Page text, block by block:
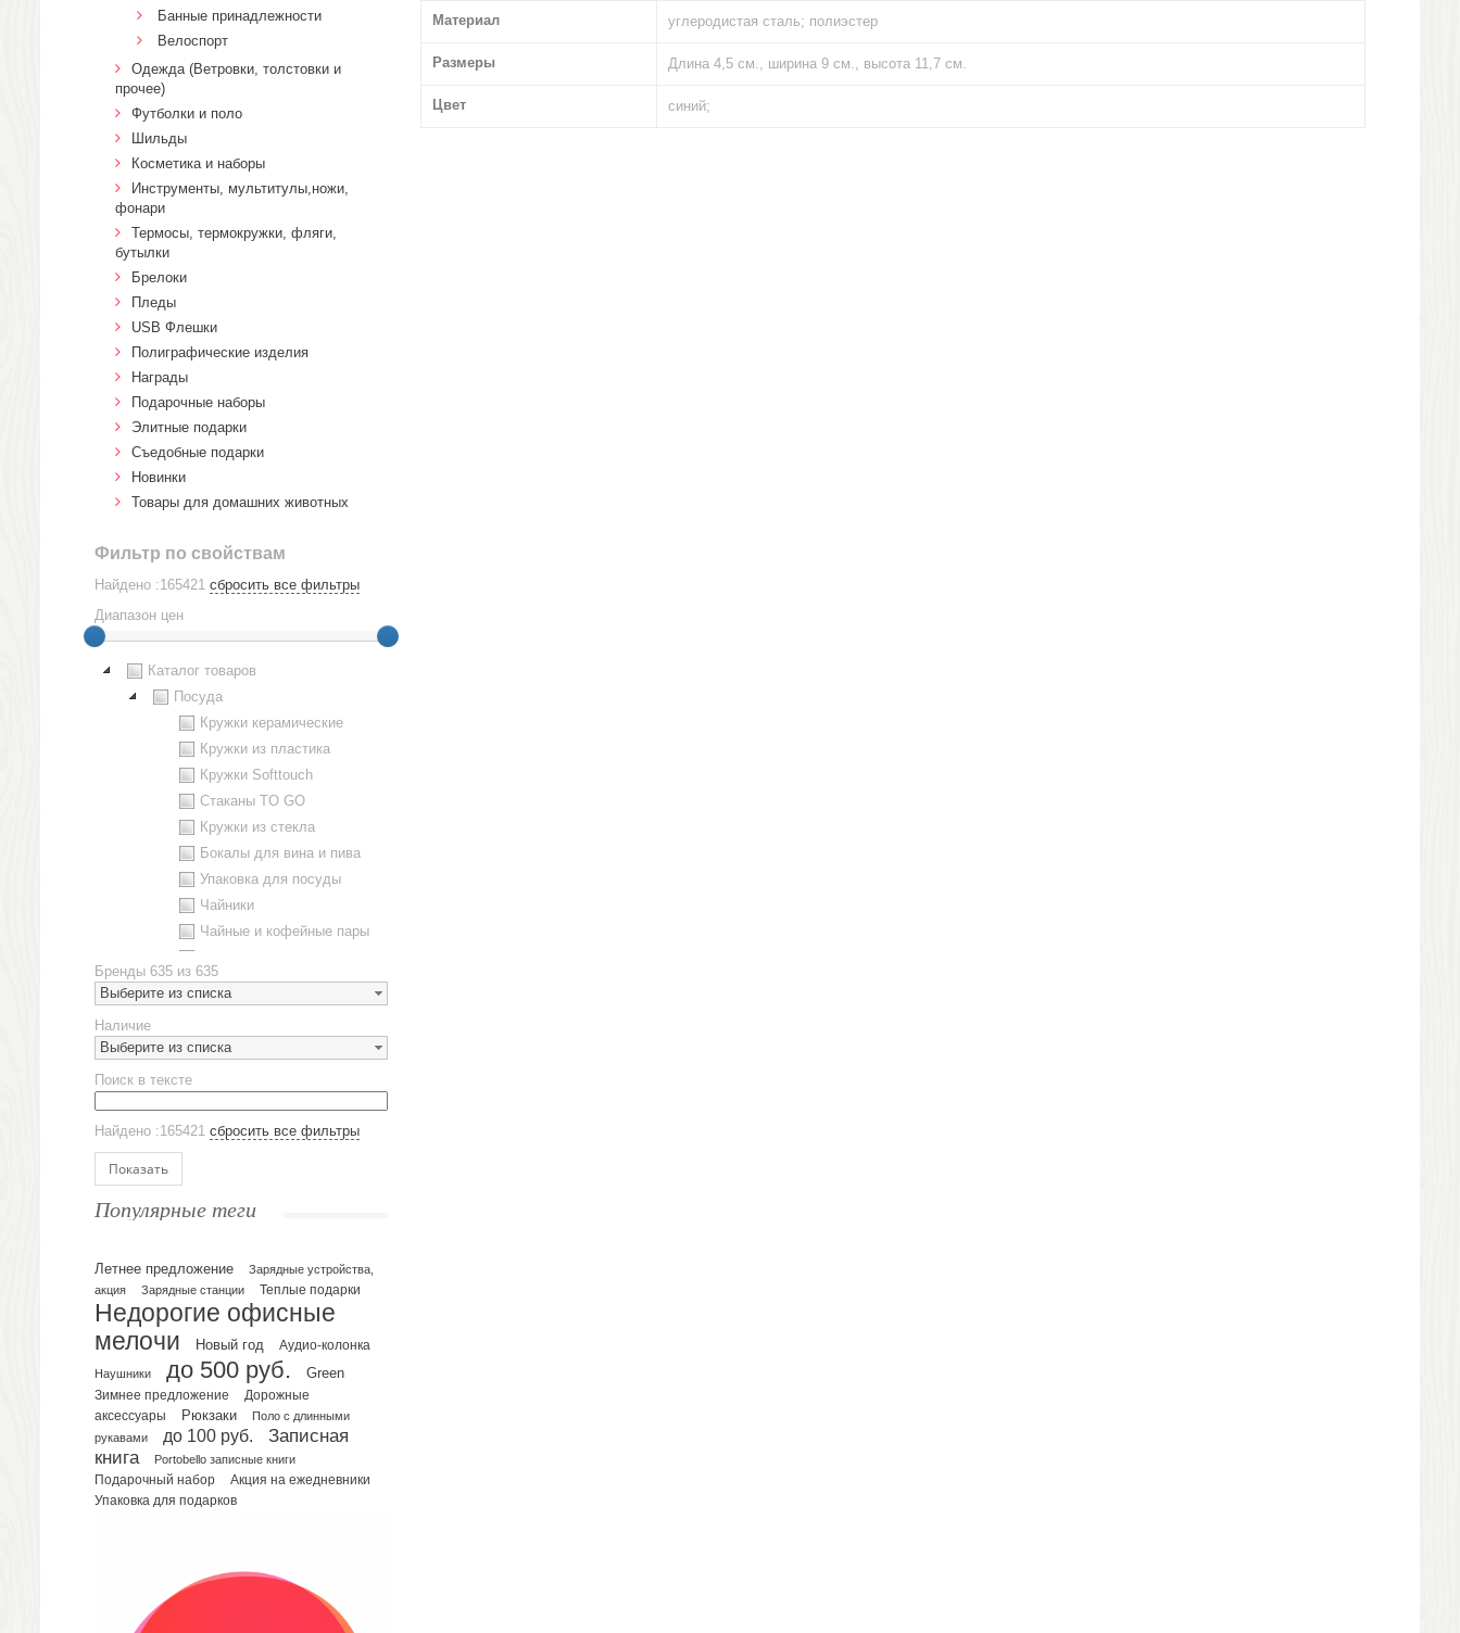
Материал углеродистая сталь; полиэстер
Размеры Длина 4,5 см., ширина 9 см., высота 11,7 см.
Цвет синий;
Банные принадлежности
Велоспорт
Одежда (Ветровки, толстовки и
прочее)
Футболки и поло
Шильды
Косметика и наборы
Инструменты, мультитулы,ножи,
фонари
Термосы, термокружки, фляги,
бутылки
Брелоки
Пледы
USB Флешки
Полиграфические изделия
Награды
Подарочные наборы
Элитные подарки
Cъедобные подарки
Новинки
Товары для домашних животных
Фильтр по свойствам
Найдено :165421 сбросить все фильтры
Диапазон цен
Каталог товаров
Посуда
Кружки керамические
Кружки из пластика
Кружки Softtouch
Стаканы TO GO
Кружки из стекла
Бокалы для вина и пива
Упаковка для посуды
Чайники
Чайные и кофейные пары
Наборы посуды
Предметы сервировки
Стаканы
Эко кружки
ЕВРОПОСУДА
Аксессуары
Ежедневники и блокноты
Датированные ежедневники
Планинги и телефонные книжки
Планинги датированные
Планинги недатированные
Телефонные книжки
Еженедельники
Органайзер на ежедневник
Сумки и Рюкзаки
Рюкзаки
Конференц-сумки
Несессеры и косметички
Бренды 635 из 635
Выберите из списка
Наличие
Выберите из списка
Поиск в тексте
Найдено :165421 сбросить все фильтры
Показать
Популярные теги
Летнее предложение
Зарядные устройства,
акция
Зарядные станции Теплые подарки
Недорогие офисные
мелочи
Новый год Аудио-колонка
Наушники до 500 руб. Green
Зимнее предложение
Дорожные
аксессуары
Рюкзаки
Поло с длинными
рукавами
до 100 руб.
Записная
книга
Portobello записные книги
Подарочный набор Акция на ежедневники
Упаковка для подарков